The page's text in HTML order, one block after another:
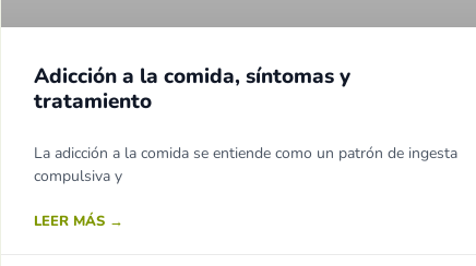
Adicción a la comida, síntomas y
tratamiento
La adicción a la comida se entiende como un patrón de ingesta
compulsiva y
LEER MÁS →